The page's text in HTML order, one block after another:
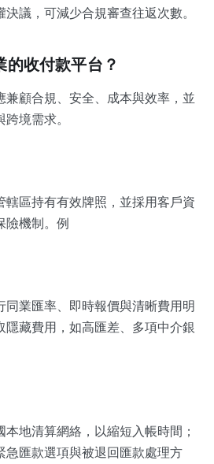
議，可減少合規審查往返次數。
收付款平台？
兼顧合規、安全、成本與效率，並
境需求。
轄區持有有效牌照，並採用客戶資
險機制。例
同業匯率、即時報價與清晰費用明
隱藏費用，如高匯差、多項中介銀
地清算網絡，以縮短入帳時間；
急匯款選項與被退回匯款處理方